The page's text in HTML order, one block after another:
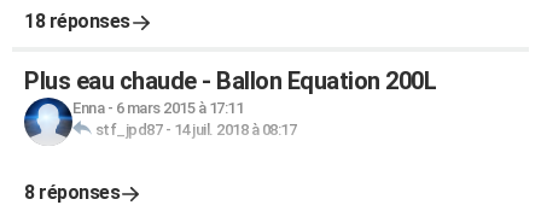
18 réponses
Plus eau chaude - Ballon Equation 200L
Enna- 6 mars 2015 à 17:11
stf_jpd87- 14 juil. 2018 à 08:17
8 réponses